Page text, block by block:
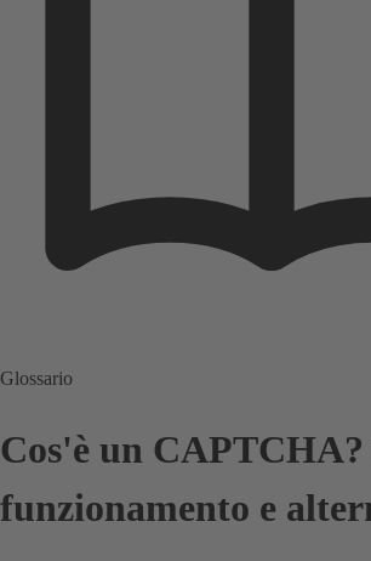
Glossario
Cos'è un
funzionamento e